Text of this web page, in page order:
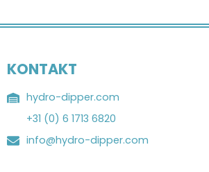
KONTAKT
hydro-dipper.com
+31 (0) 6 1713 6820
info@hydro-dipper.com